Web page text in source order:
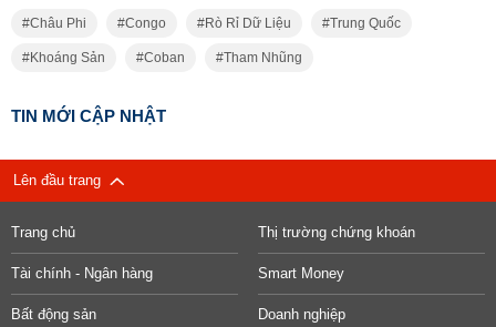
Châu Phi Congo Rò Rỉ Dữ Liệu Trung Quốc
Khoáng Sản Coban Tham Nhũng
TIN MỚI CẬP NHẬT
Lên đầu trang
Trang chủ Thị trường chứng khoán
Tài chính - Ngân hàng Smart Money
Bất động sản Doanh nghiệp